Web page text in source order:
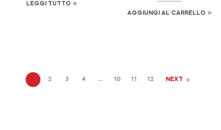
LEGGI TUTTO
AGGIUNGI AL CARRELLO
2 3 4 … 10 11 12 NEXT